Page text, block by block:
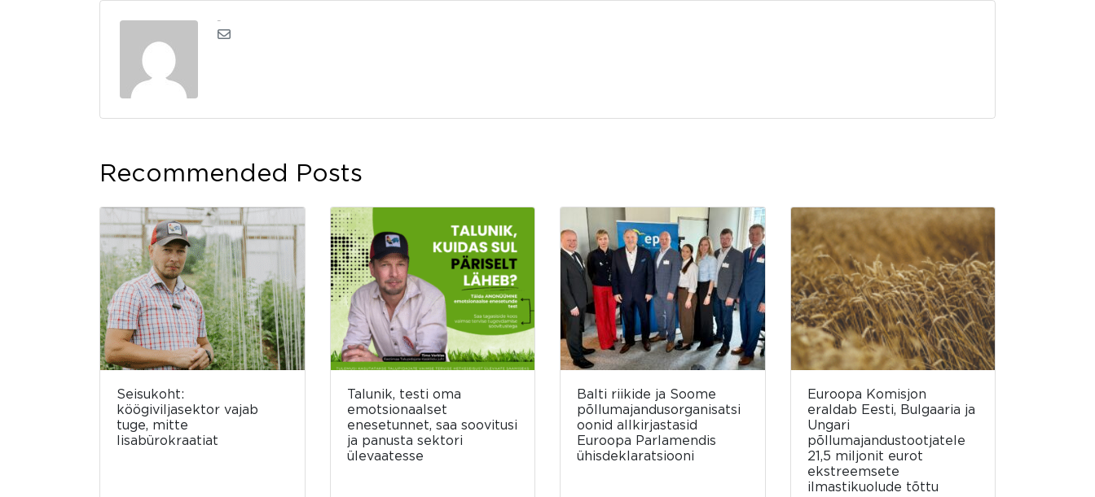
Recommended Posts
Seisukoht:
köögiviljasektor vajab
tuge, mitte
lisabürokraatiat
Talunik, testi oma
emotsionaalset
enesetunnet, saa soovitusi
ja panusta sektori
ülevaatesse
Balti riikide ja Soome
põllumajandusorganisatsi
oonid allkirjastasid
Euroopa Parlamendis
ühisdeklaratsiooni
Euroopa Komisjon
eraldab Eesti, Bulgaaria ja
Ungari
põllumajandustootjatele
21,5 miljonit eurot
ekstreemsete
ilmastikuolude tõttu